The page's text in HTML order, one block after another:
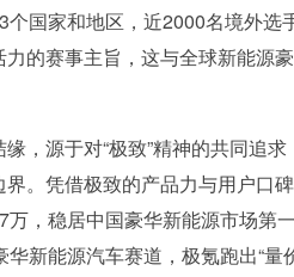
个国家和地区，近2000名境外
的赛事主旨，这与全球新能源
，源于对“极致”精神的共同追
界。凭借极致的产品力与用户口
万，稳居中国豪华新能源市场第
华新能源汽车赛道，极氪跑出“